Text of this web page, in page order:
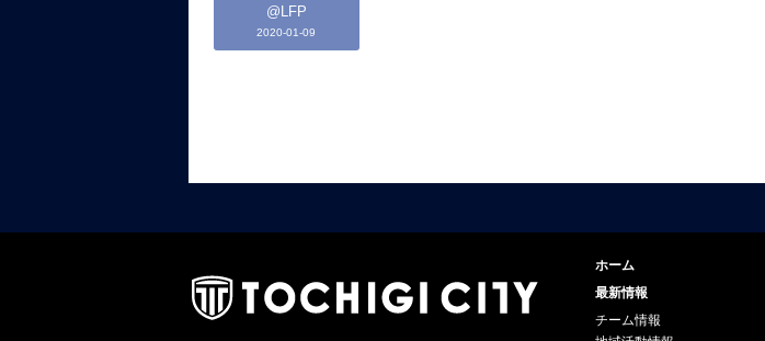
@LFP
2020-01-09
ホーム
最新情報
チーム情報